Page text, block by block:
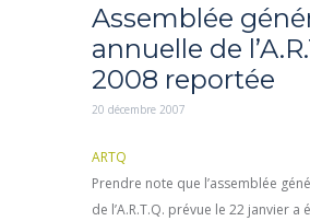
Assemblée
annuelle de
2008 reportée
20 décembre 2007
ARTQ
Prendre note que l’assemblée
de l’A.R.T.Q. prévue le 22 janvier a